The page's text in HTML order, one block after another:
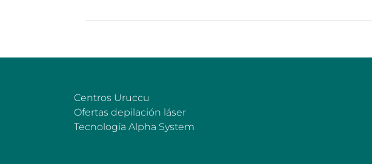
Centros Uruccu
Ofertas depilación láser
Tecnología Alpha System